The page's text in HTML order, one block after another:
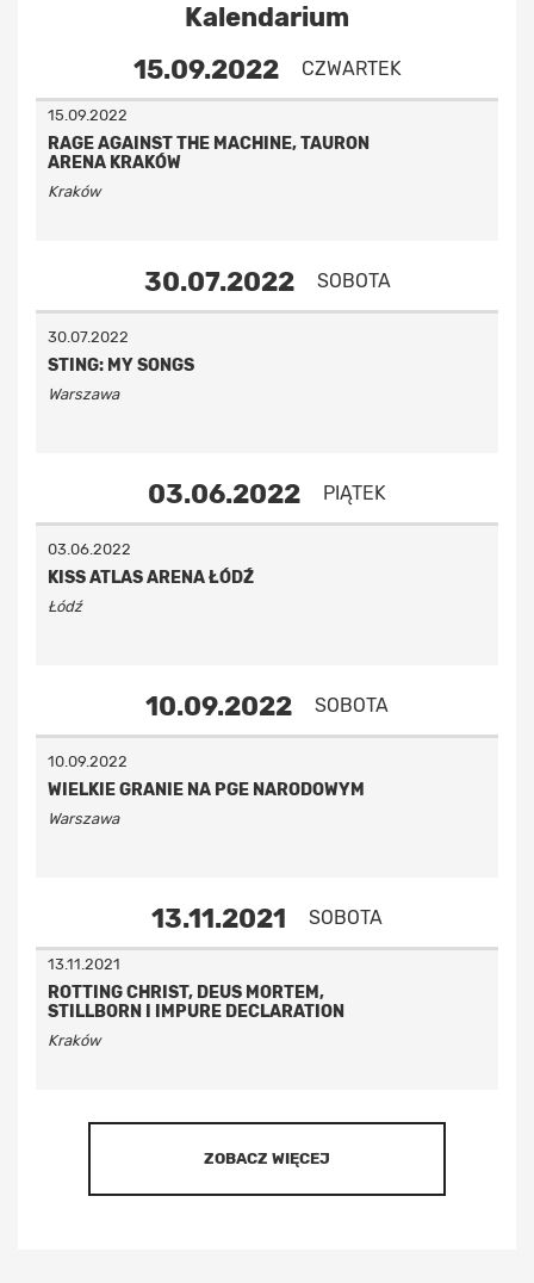
Kalendarium
15.09.2022
CZWARTEK
15.09.2022
RAGE AGAINST THE MACHINE, TAURON
ARENA KRAKÓW
Kraków
30.07.2022 SOBOTA
30.07.2022
STING: MY SONGS
Warszawa
03.06.2022 PIĄTEK
03.06.2022
KISS ATLAS ARENA ŁÓDŹ
Łódź
10.09.2022 SOBOTA
10.09.2022
WIELKIE GRANIE NA PGE NARODOWYM
Warszawa
13.11.2021 SOBOTA
13.11.2021
ROTTING CHRIST, DEUS MORTEM,
STILLBORN I IMPURE DECLARATION
Kraków
ZOBACZ WIĘCEJ